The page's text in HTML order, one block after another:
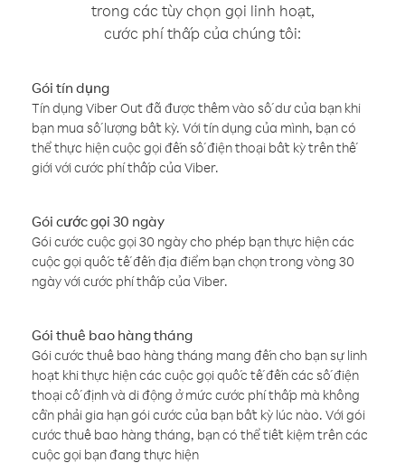
trong các tùy chọn gọi linh hoạt,
cước phí thấp của chúng tôi:
Gói tín dụng
Tín dụng Viber Out đã được thêm vào số dư của bạn khi
bạn mua số lượng bất kỳ. Với tín dụng của mình, bạn có
thể thực hiện cuộc gọi đến số điện thoại bất kỳ trên thế
giới với cước phí thấp của Viber.
Gói cước gọi 30 ngày
Gói cước cuộc gọi 30 ngày cho phép bạn thực hiện các
cuộc gọi quốc tế đến địa điểm bạn chọn trong vòng 30
ngày với cước phí thấp của Viber.
Gói thuê bao hàng tháng
Gói cước thuê bao hàng tháng mang đến cho bạn sự linh
hoạt khi thực hiện các cuộc gọi quốc tế đến các số điện
thoại cố định và di động ở mức cước phí thấp mà không
cần phải gia hạn gói cước của bạn bất kỳ lúc nào. Với gói
cước thuê bao hàng tháng, bạn có thể tiết kiệm trên các
cuộc gọi bạn đang thực hiện